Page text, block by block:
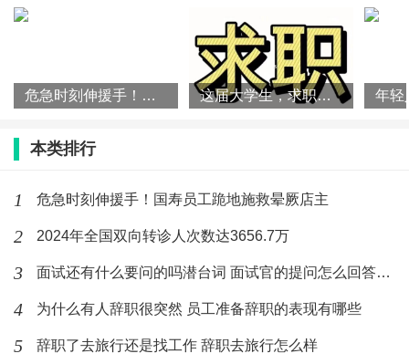
职场遇到的一切事情都是你之前没有经历过的，这个时
候就是考验你的时刻，你一定坚持努力。对于帮助过的
你的人，一定要感恩与他，对于给你穿小鞋的，你也一
明天会更好，加油。
1.要在没有见到、或者没有约到和领导面谈前，要尽可
危急时刻伸援手！国寿员工跪地施救晕厥店主 这届大学生，求职有啥新特点？
本类排行
1 危急时刻伸援手！国寿员工跪地施救晕厥店主
2 2024年全国双向转诊人次数达3656.7万
3 面试还有什么要问的吗潜台词 面试官的提问怎么回答加分
4 为什么有人辞职很突然 员工准备辞职的表现有哪些
5 辞职了去旅行还是找工作 辞职去旅行怎么样